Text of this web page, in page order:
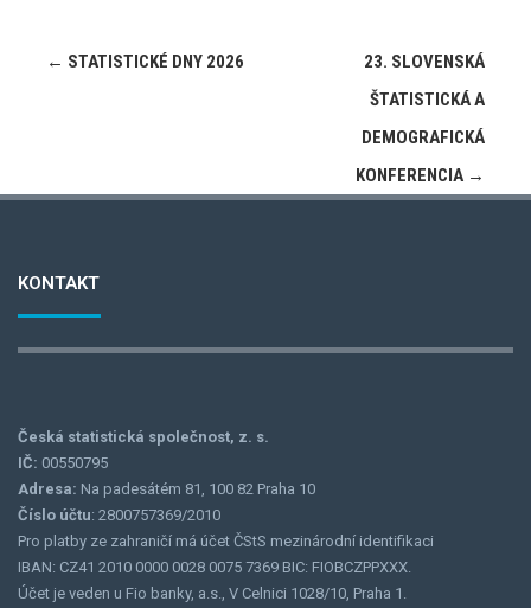
← STATISTICKÉ DNY 2026
23. SLOVENSKÁ
ŠTATISTICKÁ A
DEMOGRAFICKÁ
KONFERENCIA →
KONTAKT
Česká statistická společnost, z. s.
IČ: 00550795
Adresa: Na padesátém 81, 100 82 Praha 10
Číslo účtu: 2800757369/2010
Pro platby ze zahraničí má účet ČStS mezinárodní identifikaci
IBAN: CZ41 2010 0000 0028 0075 7369 BIC: FIOBCZPPXXX.
Účet je veden u Fio banky, a.s., V Celnici 1028/10, Praha 1.